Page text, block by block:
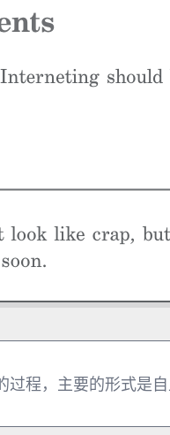
程，主要的形式是